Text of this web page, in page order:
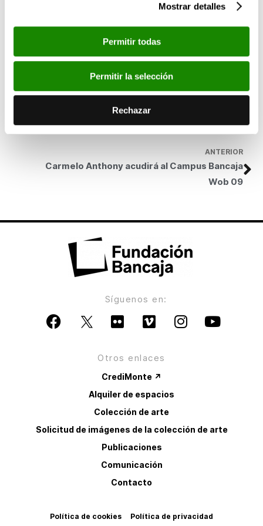
Mostrar detalles
Permitir todas
Permitir la selección
Rechazar
alfabetización informática en las prisiones-, la Entidad
Cullera, Barrio de Patraix (Valencia), Benicalap, Hort del Gat (Elx)
y Barrio deLa Florida(Alicante).
ANTERIOR
Carmelo Anthony acudirá al Campus Bancaja
Wob 09
Síguenos en:
Otros enlaces
CrediMonte ↗
Alquiler de espacios
Colección de arte
Solicitud de imágenes de la colección de arte
Publicaciones
Comunicación
Contacto
Política de cookies Política de privacidad